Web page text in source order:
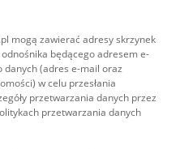
mogą zawierać adresy skrzynek
będącego adresem e-
(adres e-mail oraz
w celu przesłania
przetwarzania danych przez
przetwarzania danych